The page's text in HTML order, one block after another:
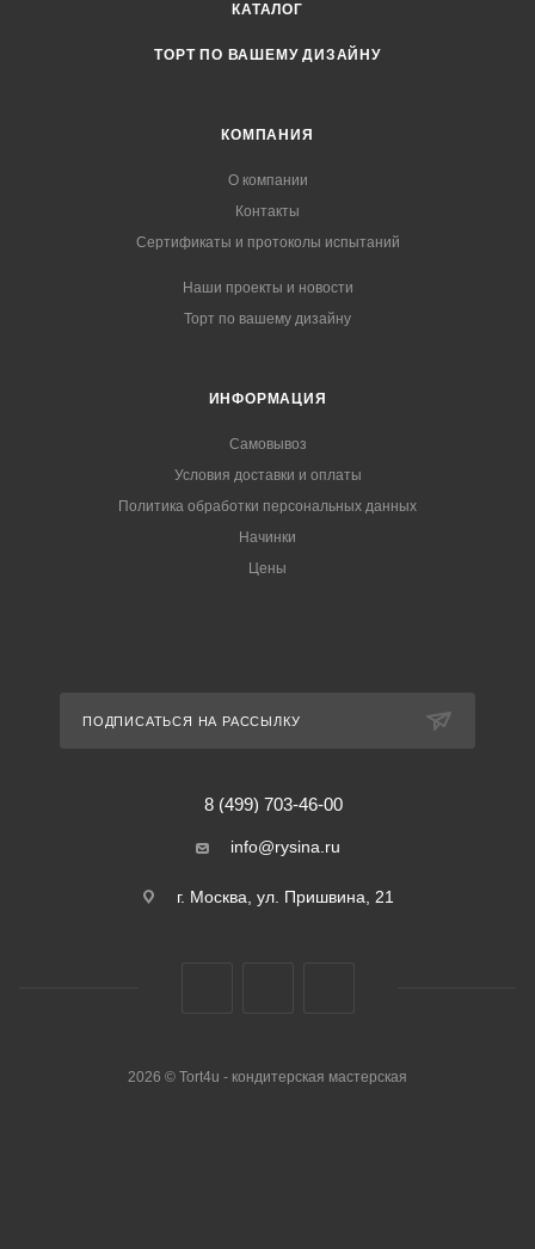
КАТАЛОГ
ТОРТ ПО ВАШЕМУ ДИЗАЙНУ
КОМПАНИЯ
О компании
Контакты
Сертификаты и протоколы испытаний
Наши проекты и новости
Торт по вашему дизайну
ИНФОРМАЦИЯ
Самовывоз
Условия доставки и оплаты
Политика обработки персональных данных
Начинки
Цены
ПОДПИСАТЬСЯ НА РАССЫЛКУ
8 (499) 703-46-00
info@rysina.ru
г. Москва, ул. Пришвина, 21
2026 © Tort4u - кондитерская мастерская